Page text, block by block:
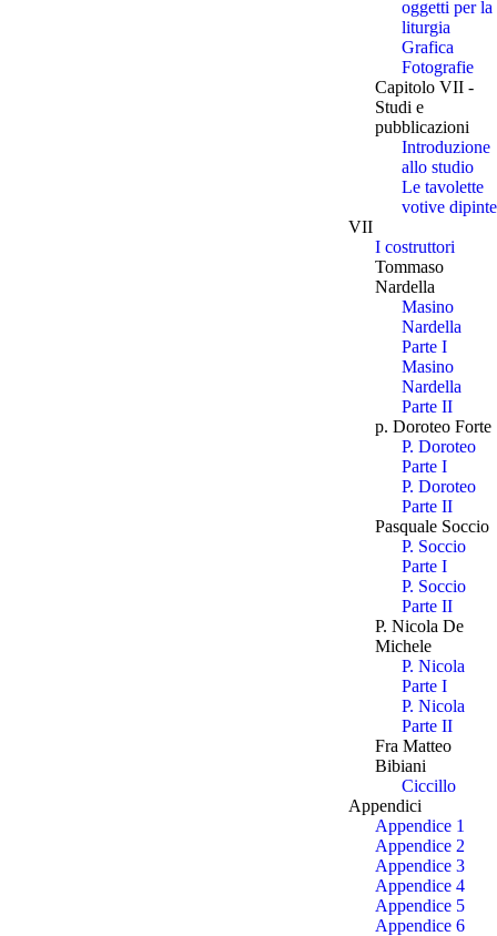
oggetti per la
liturgia
Grafica
Fotografie
Capitolo VII -
Studi e
pubblicazioni
Introduzione
allo studio
Le tavolette
votive dipinte
VII
I costruttori
Tommaso
Nardella
Masino
Nardella
Parte I
Masino
Nardella
Parte II
p. Doroteo Forte
P. Doroteo
Parte I
P. Doroteo
Parte II
Pasquale Soccio
P. Soccio
Parte I
P. Soccio
Parte II
P. Nicola De
Michele
P. Nicola
Parte I
P. Nicola
Parte II
Fra Matteo
Bibiani
Ciccillo
Appendici
Appendice 1
Appendice 2
Appendice 3
Appendice 4
Appendice 5
Appendice 6